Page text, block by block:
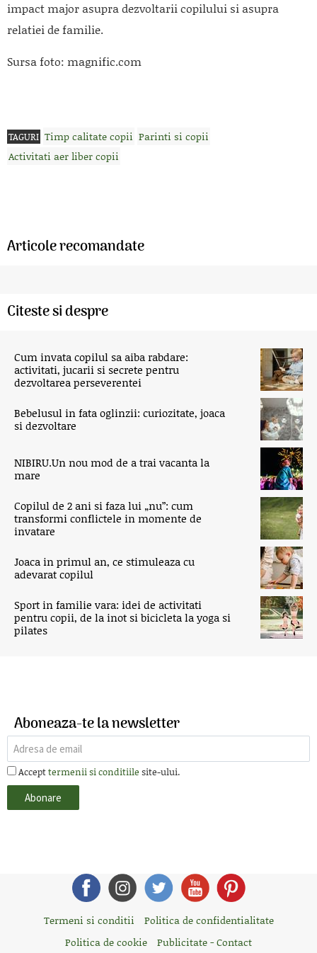
impact major asupra dezvoltarii copilului si asupra
relatiei de familie.
Sursa foto: magnific.com
TAGURI Timp calitate copii Parinti si copii
Activitati aer liber copii
Articole recomandate
Citeste si despre
Cum invata copilul sa aiba rabdare:
activitati, jucarii si secrete pentru
dezvoltarea perseverentei
Bebelusul in fata oglinzii: curiozitate, joaca
si dezvoltare
NIBIRU.Un nou mod de a trai vacanta la
mare
Copilul de 2 ani si faza lui „nu”: cum
transformi conflictele in momente de
invatare
Joaca in primul an, ce stimuleaza cu
adevarat copilul
Sport in familie vara: idei de activitati
pentru copii, de la inot si bicicleta la yoga si
pilates
Aboneaza-te la newsletter
Accepttermenii si conditiile site-ului.
Termeni si conditii
Politica de confidentialitate
Politica de cookie
Publicitate - Contact